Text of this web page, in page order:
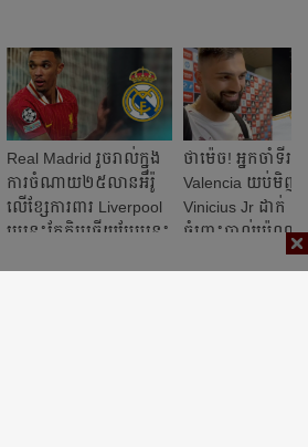
Real Madrid រួចរាល់​ក្នុង​
ការ​ចំណាយ​២៥​​លាន​​អឺរ៉ូ​
លើ​ខ្សែ​ការពារ​ Liverpool
រូប​នេះ​តែ​ក្លិប​ឆ្លើយ​បែប​នេះ​
ថា​ម៉េច​! អ្នក​ចាំ​ទី​រ
Valencia យប់មិញ​
Vinicius Jr ដាក់ ៥
ចំពោះ​បាល់​ប៉េណា